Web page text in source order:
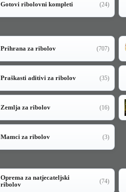
Gotovi ribolovni kompleti (24)
Prihrana za ribolov (707)
Praškasti aditivi za ribolov (35)
Zemlja za ribolov (16)
Mamci za ribolov (3)
Oprema za natjecateljski
ribolov
(74)